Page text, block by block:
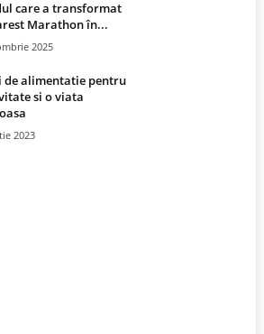
care a transformat
Marathon în...
2025
de alimentatie pentru
si o viata
2023